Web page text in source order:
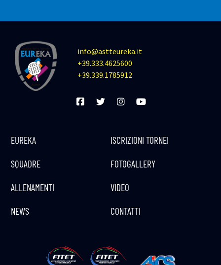
info@astteureka.it
+39.333.4625600
+39.339.1785912
EUREKA
SQUADRE
ALLENAMENTI
NEWS
ISCRIZIONI TORNEI
FOTOGALLERY
VIDEO
CONTATTI